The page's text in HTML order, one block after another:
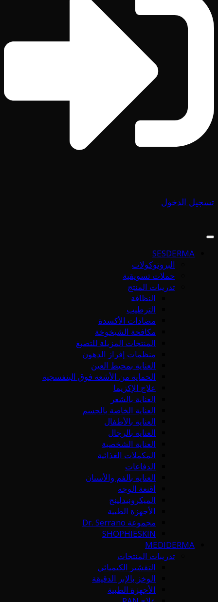
تسجيل الدخول
SESDERMA
البروتوكولات
حملات تسويقية
تدريبات المنتج
النظافة
الترطيب
مضادات الأكسدة
مكافحة الشيخوخة
المنتجات المزيلة للتصبغ
منظمات إفراز الدهون
العناية بمحيط العين
الحماية من الأشعة فوق البنفسجية
علاج الإكزيما
العناية بالشعر
العناية الخاصة بالجسم
العناية بالأطفال
العناية بالرجال
العناية الشخصية
المكملات الغذائية
الدفاعات
العناية بالفم والأسنان
أقنعة الوجه
الميكرونيدلينج
الأجهزة الطبية
مجموعة Dr. Serrano
SHOPHIESKIN
MEDIDERMA
تدريبات المنتجات
التقشير الكيميائي
الوخز بالإبر الدقيقة
الأجهزة الطبية